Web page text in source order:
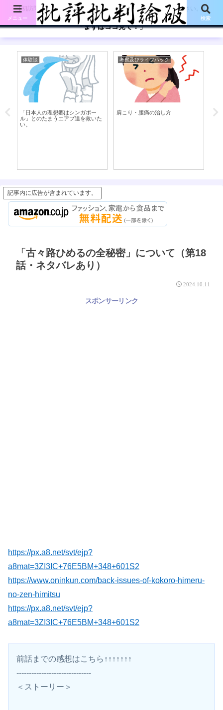
【初訪問の方は、下記の「まずはココ見て!」ボタンをご覧ください。】
「まずはココ見て！」
体験談
「日本人の理想郷はシンガポー
ル」とのたまうエアプ達を救いた
い。
考察及びライフハック
肩こり・腰痛の治し方
記事内に広告が含まれています。
「古々路ひめるの全秘密」について（第18
話・ネタバレあり）
2024.10.11
スポンサーリンク
https://px.a8.net/svt/ejp?
a8mat=3ZI3IC+76E5BM+348+601S2
https://www.oninkun.com/back-issues-of-kokoro-himeru-
no-zen-himitsu
https://px.a8.net/svt/ejp?
a8mat=3ZI3IC+76E5BM+348+601S2
前話までの感想はこちら↑↑↑↑↑↑↑
------------------------------
＜ストーリー＞
メニュー 検索